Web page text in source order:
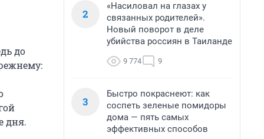
до
дня.
2
«Насиловал на глазах у
связанных родителей».
Новый поворот в деле
убийства россиян в Таиланде
9 774 9
3
Быстро покраснеют: как
соспеть зеленые помидоры
дома — пять самых
эффективных способов